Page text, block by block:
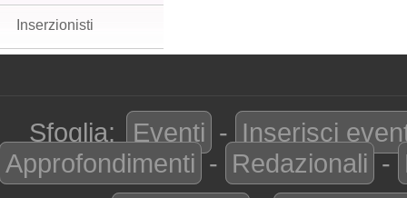
Inserzionisti
Sfoglia: Eventi - Inserisci
Approfondimenti - Redazionali -